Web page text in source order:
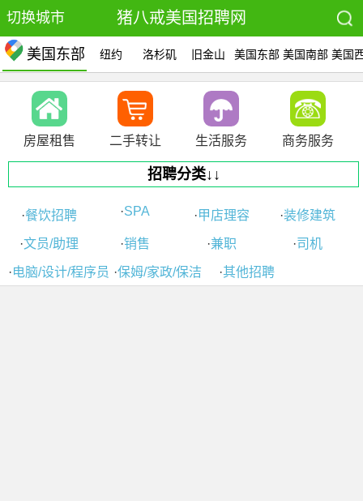
切换城市
美国东部
猪八戒美国招聘网
美国东部 纽约 洛杉矶 旧金山 美国东部 美国南部 美国
房屋租售 二手转让 生活服务 商务服务
招聘分类↓↓
·餐饮招聘 ·SPA ·甲店理容 ·装修建筑
·文员/助理 ·销售 ·兼职 ·司机
·电脑/设计/程序员 ·保姆/家政/保洁 ·其他招聘